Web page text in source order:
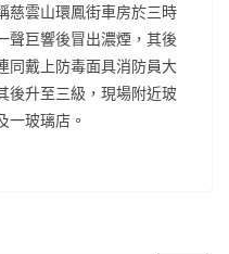
慈雲山環鳳街車房於三時
聲巨響後冒出濃煙，其後
同戴上防毒面具消防員大
後升至三級，現場附近玻
一玻璃店。